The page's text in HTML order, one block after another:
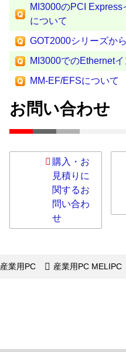
MI3000のPCI
について
GOT2000シリーズか
MI3000でのEthernet
MM-EF/EFSについて
お問い合わせ
購入・お
見積りに
関するお
問い合わ
せ
産業用PC 産業用PC MELIPC